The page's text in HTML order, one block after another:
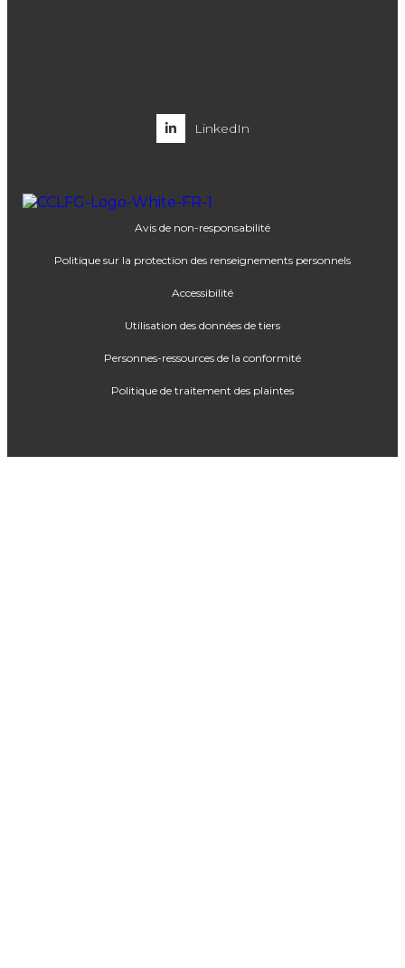
LinkedIn
Avis de non-responsabilité
Politique sur la protection des renseignements personnels
Accessibilité
Utilisation des données de tiers
Personnes-ressources de la conformité
Politique de traitement des plaintes